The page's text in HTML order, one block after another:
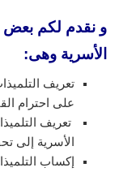
و نقدم لكم بعض
الأسرية وهى:
تعريف
على احترام
تعريف
الأسرية إلى
إكساب